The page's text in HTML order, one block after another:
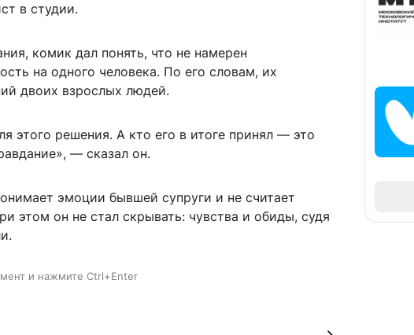
в студии.
комик дал понять, что не намерен
на одного человека. По его словам, их
двоих взрослых людей.
этого решения. А кто его в итоге принял — это
— сказал он.
эмоции бывшей супруги и не считает
этом он не стал скрывать: чувства и обиды, судя
и нажмите Ctrl+Enter